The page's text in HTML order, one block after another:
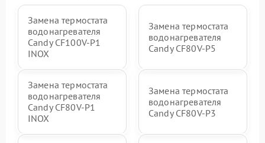
Замена термостата
водонагревателя
Candy CF100V-P1
INOX
Замена термостата
водонагревателя
Candy CF80V-P5
Замена термостата
водонагревателя
Candy CF80V-P1
INOX
Замена термостата
водонагревателя
Candy CF80V-P3